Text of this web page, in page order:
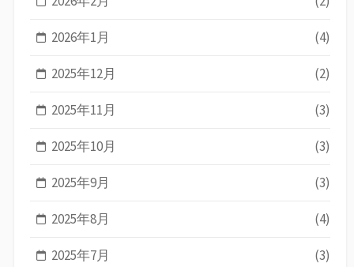
2026年1月 (4)
2025年12月 (2)
2025年11月 (3)
2025年10月 (3)
2025年9月 (3)
2025年8月 (4)
2025年7月 (3)